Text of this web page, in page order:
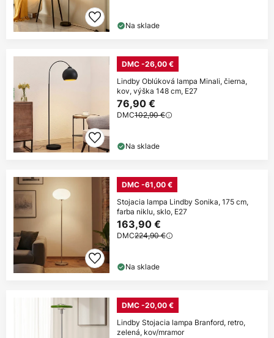
Na sklade
DMC -26,00 €
Lindby Oblúková lampa Minali, čierna,
kov, výška 148 cm, E27
76,90 €
DMC102,90 €
Na sklade
DMC -61,00 €
Stojacia lampa Lindby Sonika, 175 cm,
farba niklu, sklo, E27
163,90 €
DMC224,90 €
Na sklade
DMC -20,00 €
Lindby Stojacia lampa Branford, retro,
zelená, kov/mramor